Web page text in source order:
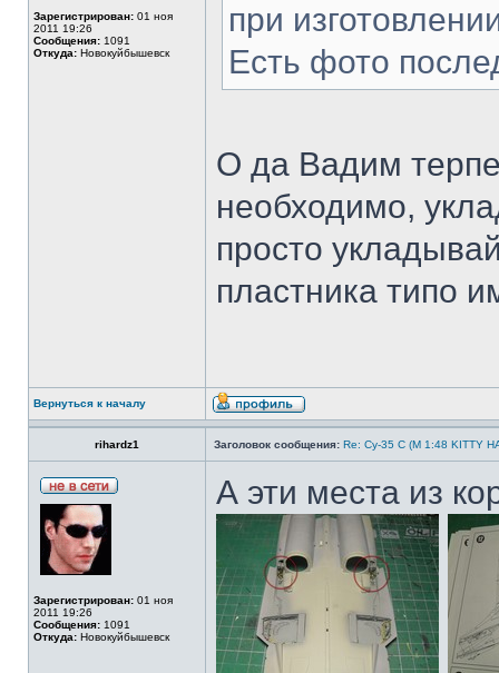
Зарегистрирован: 01 ноя
2011 19:26
Сообщения: 1091
Откуда: Новокуйбышевск
при
Есть фото
О да Вадим
необходимо,
просто
пластника типо
Вернуться к началу
rihardz1 Заголовок сообщения: Re: Су-35 С (М 1:48 KITTY
Зарегистрирован: 01 ноя
2011 19:26
Сообщения: 1091
Откуда: Новокуйбышевск
А эти места из